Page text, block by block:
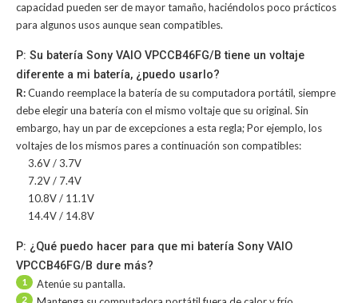
capacidad pueden ser de mayor tamaño, haciéndolos poco prácticos
para algunos usos aunque sean compatibles.
P: Su batería Sony VAIO VPCCB46FG/B tiene un voltaje
diferente a mi batería, ¿puedo usarlo?
R:Cuando reemplace la batería de su computadora portátil, siempre
debe elegir una batería con el mismo voltaje que su original. Sin
embargo, hay un par de excepciones a esta regla; Por ejemplo, los
voltajes de los mismos pares a continuación son compatibles:
3.6V / 3.7V
7.2V / 7.4V
10.8V / 11.1V
14.4V / 14.8V
P: ¿Qué puedo hacer para que mi batería Sony VAIO
VPCCB46FG/B dure más?
1 Atenúe su pantalla.
2